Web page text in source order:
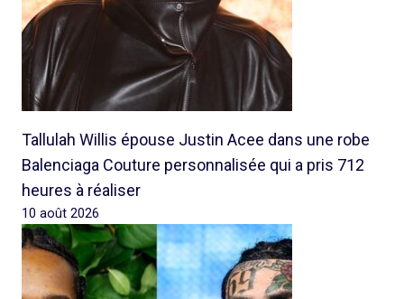
Tallulah Willis épouse Justin Acee dans une robe
Balenciaga Couture personnalisée qui a pris 712
heures à réaliser
10 août 2026